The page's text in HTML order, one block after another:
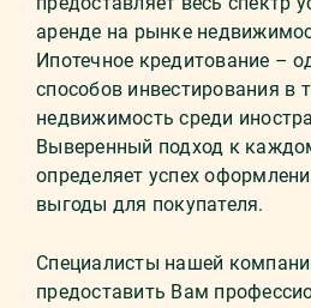
аренде на рынке
Ипотечное кредитование –
способов инвестирования в
недвижимость среди
Выверенный подход к
определяет успех
выгоды для покупателя.
Специалисты нашей
предоставить Вам